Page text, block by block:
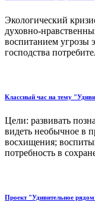
Экологический
духовно-
воспитанием угрозы
господства
Классный час на тему
Цели: развивать
видеть необычное в
восхищения;
потребность в
Проект "Удивительное